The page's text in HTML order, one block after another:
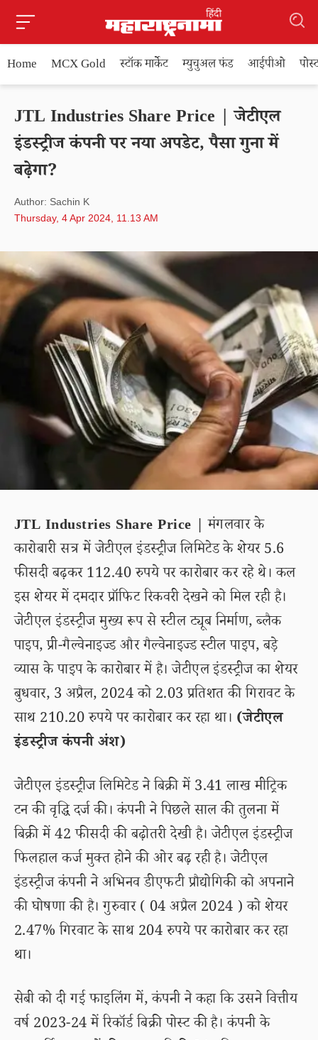
Home MCX Gold स्टॉक मार्केट म्युचुअल फंड आईपीओ
JTL Industries Share Price | जेटीएल
इंडस्ट्रीज कंपनी पर नया अपडेट, पैसा गुना में
बढ़ेगा?
Author: Sachin K
Thursday, 4 Apr 2024, 11.13 AM
JTL Industries Share Price | मंगलवार के
कारोबारी सत्र में जेटीएल इंडस्ट्रीज लिमिटेड के शेयर 5.6
फीसदी बढ़कर 112.40 रुपये पर कारोबार कर रहे थे। कल
इस शेयर में दमदार प्रॉफिट रिकवरी देखने को मिल रही है।
जेटीएल इंडस्ट्रीज मुख्य रूप से स्टील ट्यूब निर्माण, ब्लैक
पाइप, प्री-गैल्वेनाइज्ड और गैल्वेनाइज्ड स्टील पाइप, बड़े
व्यास के पाइप के कारोबार में है। जेटीएल इंडस्ट्रीज का शेयर
बुधवार, 3 अप्रैल, 2024 को 2.03 प्रतिशत की गिरावट के
साथ 210.20 रुपये पर कारोबार कर रहा था। (जेटीएल
इंडस्ट्रीज कंपनी अंश)
जेटीएल इंडस्ट्रीज लिमिटेड ने बिक्री में 3.41 लाख मीट्रिक
टन की वृद्धि दर्ज की। कंपनी ने पिछले साल की तुलना में
बिक्री में 42 फीसदी की बढ़ोतरी देखी है। जेटीएल इंडस्ट्रीज
फिलहाल कर्ज मुक्त होने की ओर बढ़ रही है। जेटीएल
इंडस्ट्रीज कंपनी ने अभिनव डीएफटी प्रौद्योगिकी को अपनाने
की घोषणा की है। गुरुवार ( 04 अप्रैल 2024 ) को शेयर
2.47% गिरवाट के साथ 204 रुपये पर कारोबार कर रहा
था।
सेबी को दी गई फाइलिंग में, कंपनी ने कहा कि उसने वित्तीय
वर्ष 2023-24 में रिकॉर्ड बिक्री पोस्ट की है। कंपनी के